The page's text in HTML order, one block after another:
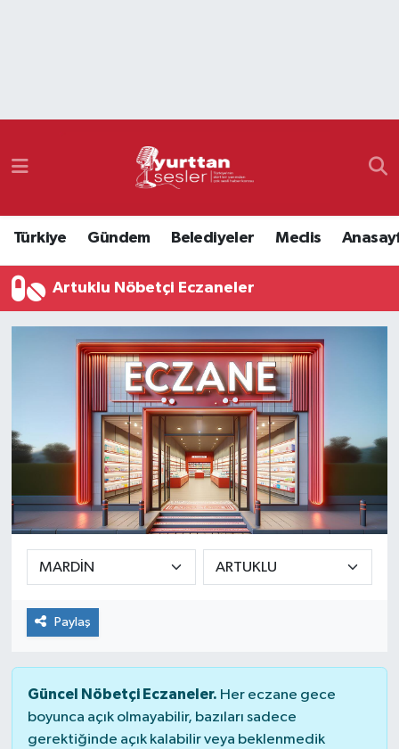
Türkiye Gündem Belediyeler Meclis
Artuklu Nöbetçi Eczaneler
Paylaş
Güncel Nöbetçi Eczaneler. Her eczane gece
boyunca açık olmayabilir, bazıları sadece
gerektiğinde açık kalabilir veya beklenmedik
Namaz Vakitleri
Süper Lig Puan Durumu ve Fikstür
Tüm Manşetler
Son Dakika Haberleri
Haber Arşivi